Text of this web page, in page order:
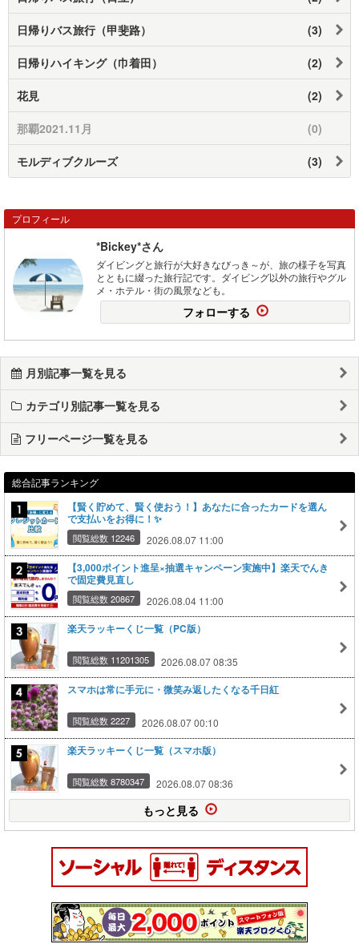
日帰りバス旅行（甲斐路） (3)
日帰りハイキング（巾着田） (2)
花見 (2)
那覇2021.11月 (0)
モルディブクルーズ (3)
プロフィール
*Bickey*さん
ダイビングと旅行が大好きなびっき～が、旅の様子を写真
とともに綴った旅行記です。ダイビング以外の旅行やグル
メ・ホテル・街の風景なども。
フォローする
月別記事一覧を見る
カテゴリ別記事一覧を見る
フリーページ一覧を見る
総合記事ランキング
【賢く貯めて、賢く使おう！】あなたに合ったカードを選ん
で支払いをお得に！✨
閲覧総数 12246 2026.08.07 11:00
【3,000ポイント進呈×抽選キャンペーン実施中】楽天でんき
で固定費見直し
閲覧総数 20867 2026.08.04 11:00
楽天ラッキーくじ一覧（PC版）
閲覧総数 11201305 2026.08.07 08:35
スマホは常に手元に・微笑み返したくなる千日紅
閲覧総数 2227 2026.08.07 00:10
楽天ラッキーくじ一覧（スマホ版）
閲覧総数 8780347 2026.08.07 08:36
もっと見る